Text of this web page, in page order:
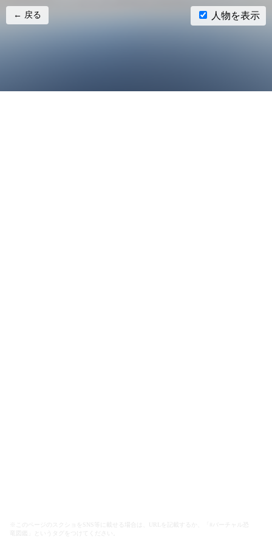
← 戻る 人物を表示
※このページのスクショをSNS等に載せる場合は、URLを記載するか、「#バーチャル恐
竜図鑑」というタグをつけてください。